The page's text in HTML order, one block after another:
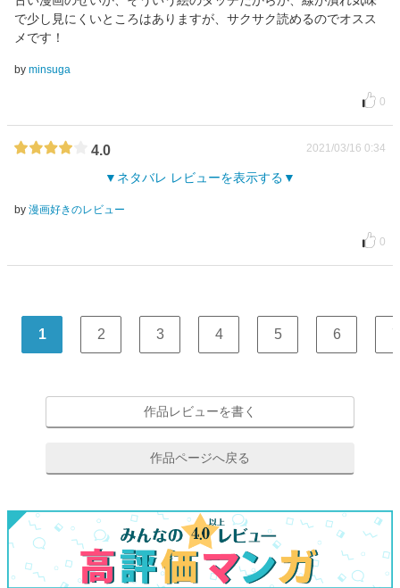
で少し見にくいところはありますが、サクサク読めるのでオスス
メです！
by minsuga
0
4.0 2021/03/16 0:34
ネタバレ レビューを表示する
by 漫画好きのレビュー
0
1 2 3 4 5 6 7
作品レビューを書く
作品ページへ戻る